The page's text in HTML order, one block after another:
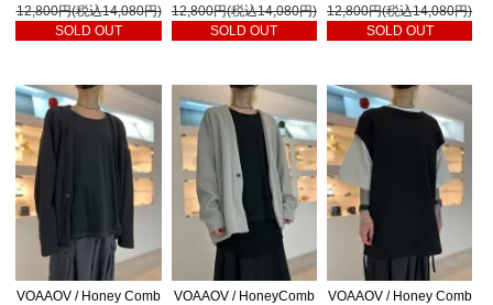
12,800円(税込14,080円)
SOLD OUT
12,800円(税込14,080円)
SOLD OUT
12,800円(税込14,080円)
SOLD OUT
VOAAOV / Honey Comb
VOAAOV / HoneyComb
VOAAOV / Honey Comb